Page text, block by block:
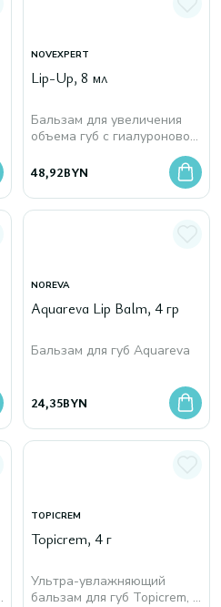
NOVEXPERT
Lip-Up, 8 мл
Бальзам для увеличения
объема губ с гиалуроновой
48,92BYN
NOREVA
Aquareva Lip Balm, 4 гр
Бальзам для губ Aquareva
24,35BYN
TOPICREM
Topicrem, 4 г
Ультра-увлажняющий
бальзам для губ Topicrem, 4